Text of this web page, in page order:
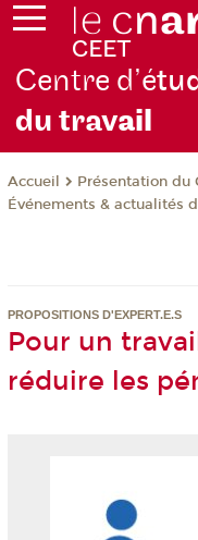
Centre d’é
du travail
Accueil
Présentation du
Événements & actualités
PROPOSITIONS D'EXPERT.E.S
Pour un
réduire les